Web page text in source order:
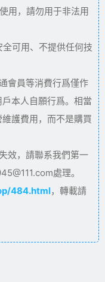
用，請勿用于非法用
可用、不提供任何技
會員等消費行爲僅作
本人自願行爲。相當
護費用，而不是購買
效，請聯系我們第一
處理。
484.html，轉載請